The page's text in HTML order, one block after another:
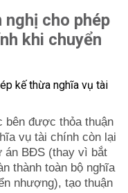
nghị cho phép
khi chuyển
bên được thỏa thuận
vụ tài chính còn lại
án BĐS (thay vì bắt
thành toàn bộ nghĩa
nhượng), tạo thuận